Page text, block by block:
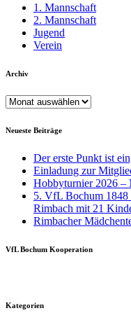
1. Mannschaft
2. Mannschaft
Jugend
Verein
Archiv
Archiv
Neueste Beiträge
Der erste Punkt ist
Einladung zur
Hobbyturnier 2026 –
5. VfL Bochum 1848
Rimbach mit 21
Rimbacher
VfL Bochum Kooperation
Kategorien